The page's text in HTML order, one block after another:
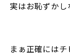
実はお恥ずかし
まぁ正確には